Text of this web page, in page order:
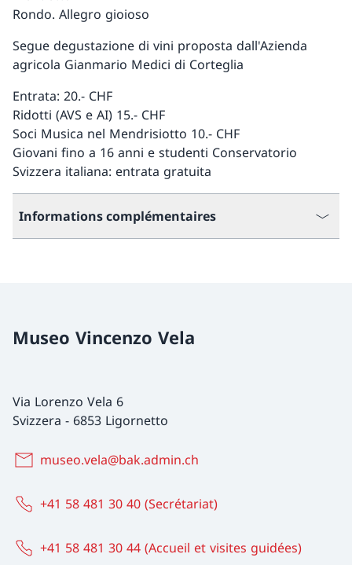
Rondo. Allegro gioioso
Segue degustazione di vini proposta dall'Azienda
agricola Gianmario Medici di Corteglia
Entrata: 20.- CHF
Ridotti (AVS e AI) 15.- CHF
Soci Musica nel Mendrisiotto 10.- CHF
Giovani fino a 16 anni e studenti Conservatorio
Svizzera italiana: entrata gratuita
Informations complémentaires
Museo Vincenzo Vela
Via Lorenzo Vela 6
Svizzera - 6853 Ligornetto
museo.vela@bak.admin.ch
+41 58 481 30 40 (Secrétariat)
+41 58 481 30 44 (Accueil et visites guidées)